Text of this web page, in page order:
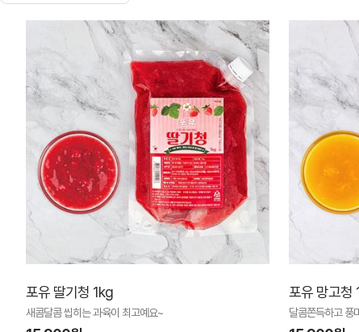
포유 딸기청 1kg
새콤달콤 씹히는 과육이 최고예요~
포유 망고청
달콤쫀득하고 풍